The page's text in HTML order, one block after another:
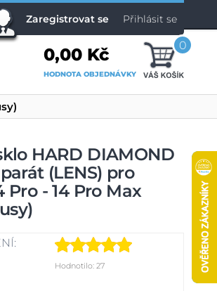
Zaregistrovat se Přihlásit se
0,00 Kč
HODNOTA OBJEDNÁVKY
0
HARD DIAMOND
(LENS) pro
Pro - 14 Pro Max
Hodnotilo: 27